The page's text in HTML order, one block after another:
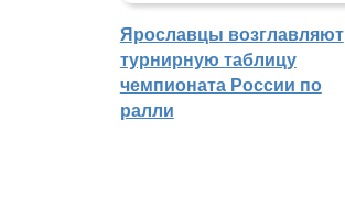
Ярославцы возглавляют
турнирную таблицу
чемпионата России по
ралли